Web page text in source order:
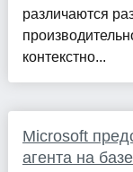
различаются
контекстно...
Microsoft
агента на